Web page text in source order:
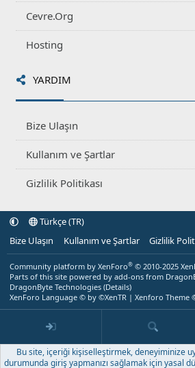
Cevre.Org
Hosting
YARDIM
Bize Ulaşın
Kullanım ve Şartlar
Gizlilik Politikası
Türkçe (TR)
Bize Ulaşın
Kullanım ve Şartlar Gizlilik
Community platform by XenForo® © 2010-2025
Parts of this site powered by add-ons from
DragonByte Technologies (Details)
XenForo Language © by ©XenTR | Xenforo Theme
Bu site, içeriği kişiselleştirmek, deneyiminize
durumunda giriş yapmanızı sağlamak için yasal